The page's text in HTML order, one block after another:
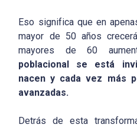
Eso significa que en
mayor de 50 años
mayores de 60
poblacional se está
nacen y cada vez más
avanzadas.
Detrás de esta